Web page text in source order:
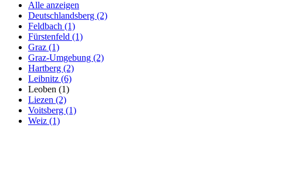
Alle anzeigen
Deutschlandsberg (2)
Feldbach (1)
Fürstenfeld (1)
Graz (1)
Graz-Umgebung (2)
Hartberg (2)
Leibnitz (6)
Leoben (1)
Liezen (2)
Voitsberg (1)
Weiz (1)